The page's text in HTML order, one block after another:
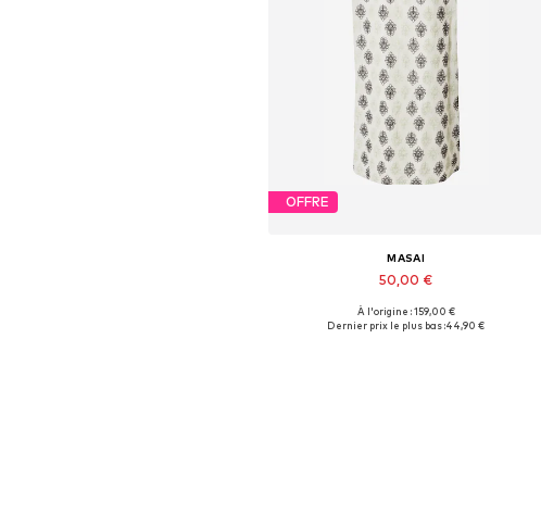
OFFRE
MASAI
50,00 €
Tailles disponibles: 40
À l'origine : 159,00 €
Dernier prix le plus bas :44,90 €